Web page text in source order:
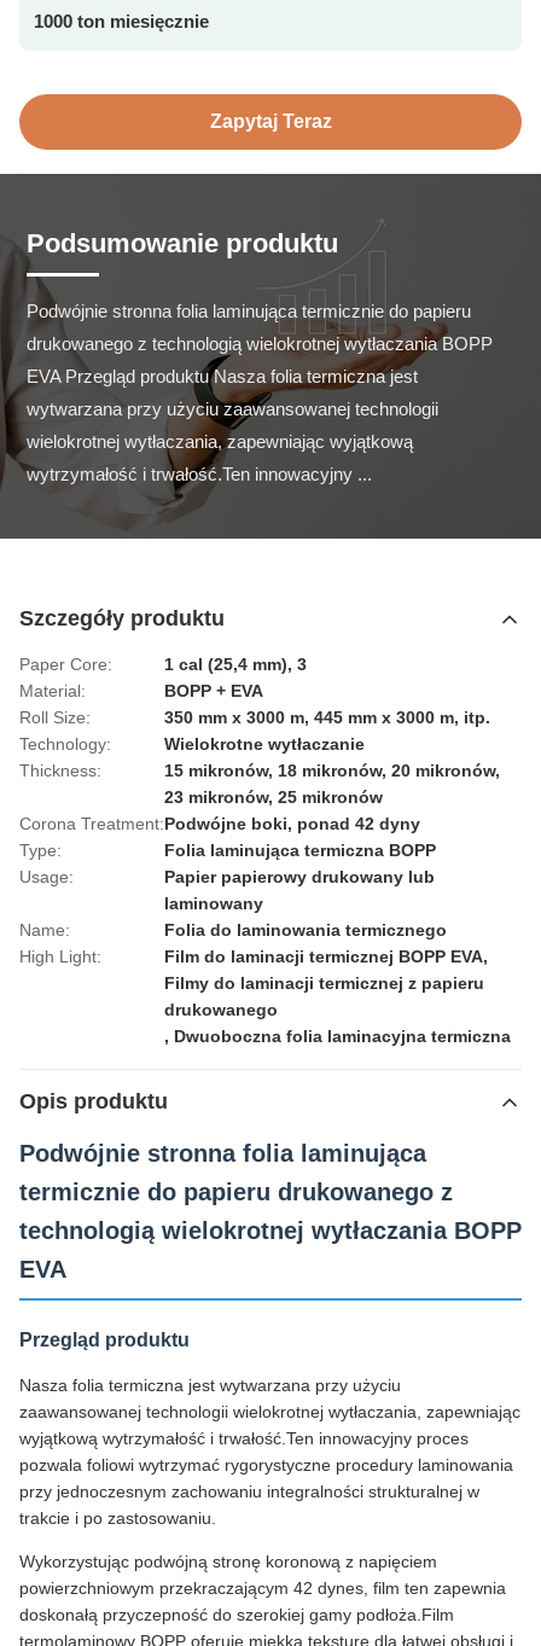
1000 ton miesięcznie
Zapytaj Teraz
Podsumowanie produktu
Podwójnie stronna folia laminująca termicznie do papieru
drukowanego z technologią wielokrotnej wytłaczania BOPP
EVA Przegląd produktu Nasza folia termiczna jest
wytwarzana przy użyciu zaawansowanej technologii
wielokrotnej wytłaczania, zapewniając wyjątkową
wytrzymałość i trwałość.Ten innowacyjny ...
Szczegóły produktu
Paper Core:
1 cal (25,4 mm), 3
Material:
BOPP + EVA
Roll Size:
350 mm x 3000 m, 445 mm x 3000 m, itp.
Technology:
Wielokrotne wytłaczanie
Thickness:
15 mikronów, 18 mikronów, 20 mikronów,
23 mikronów, 25 mikronów
Corona Treatment:Podwójne boki, ponad 42 dyny
Type:
Folia laminująca termiczna BOPP
Usage:
Papier papierowy drukowany lub
laminowany
Name:
Folia do laminowania termicznego
High Light:
Film do laminacji termicznej BOPP EVA,
Filmy do laminacji termicznej z papieru
drukowanego
, Dwuoboczna folia laminacyjna termiczna
Opis produktu
Podwójnie stronna folia laminująca
termicznie do papieru drukowanego z
technologią wielokrotnej wytłaczania BOPP
EVA
Przegląd produktu
Nasza folia termiczna jest wytwarzana przy użyciu
zaawansowanej technologii wielokrotnej wytłaczania, zapewniając
wyjątkową wytrzymałość i trwałość.Ten innowacyjny proces
pozwala foliowi wytrzymać rygorystyczne procedury laminowania
przy jednoczesnym zachowaniu integralności strukturalnej w
trakcie i po zastosowaniu.
Wykorzystując podwójną stronę koronową z napięciem
powierzchniowym przekraczającym 42 dynes, film ten zapewnia
doskonałą przyczepność do szerokiej gamy podłoża.Film
termolaminowy BOPP oferuje miękką teksturę dla łatwej obsługi i